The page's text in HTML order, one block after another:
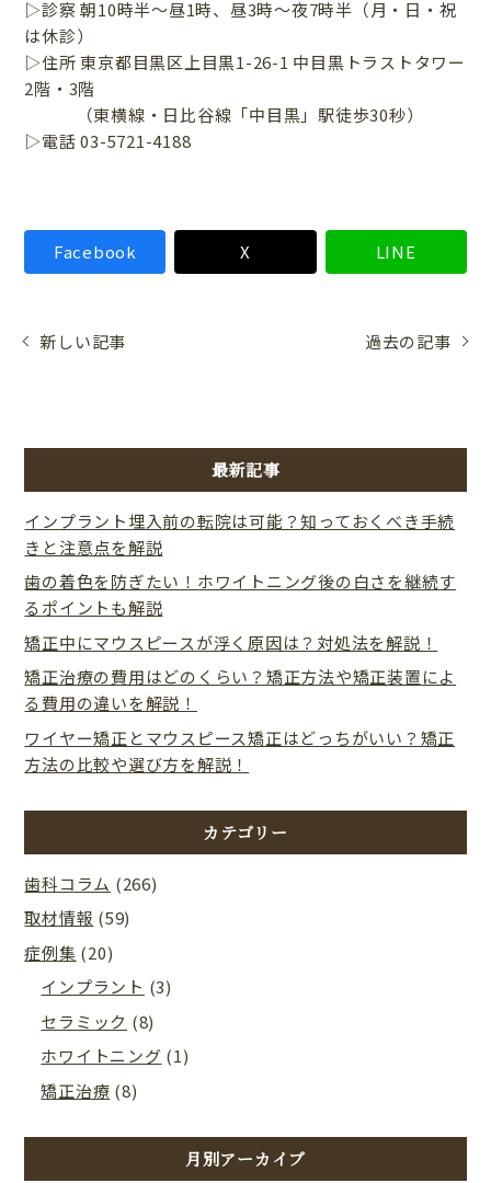
▷診察 朝10時半〜昼1時、昼3時〜夜7時半（月・日・祝
は休診）
▷住所 東京都目黒区上目黒1-26-1 中目黒トラストタワー
2階・3階
（東横線・日比谷線「中目黒」駅徒歩30秒）
▷電話 03-5721-4188
Facebook X LINE
新しい記事 過去の記事
最新記事
インプラント埋入前の転院は可能？知っておくべき手続
きと注意点を解説
歯の着色を防ぎたい！ホワイトニング後の白さを継続す
るポイントも解説
矯正中にマウスピースが浮く原因は？対処法を解説！
矯正治療の費用はどのくらい？矯正方法や矯正装置によ
る費用の違いを解説！
ワイヤー矯正とマウスピース矯正はどっちがいい？矯正
方法の比較や選び方を解説！
カテゴリー
歯科コラム (266)
取材情報 (59)
症例集 (20)
インプラント (3)
セラミック (8)
ホワイトニング (1)
矯正治療 (8)
月別アーカイブ